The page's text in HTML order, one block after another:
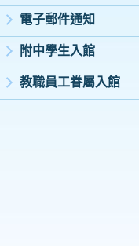
電子郵件通知
附中學生入館
教職員工眷屬入館